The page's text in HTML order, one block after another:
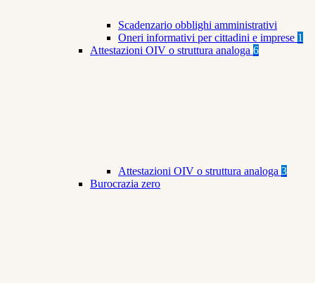
Scadenzario obblighi amministrativi
Oneri informativi per cittadini e imprese 1
Attestazioni OIV o struttura analoga 6
Attestazioni OIV o struttura analoga 3
Burocrazia zero